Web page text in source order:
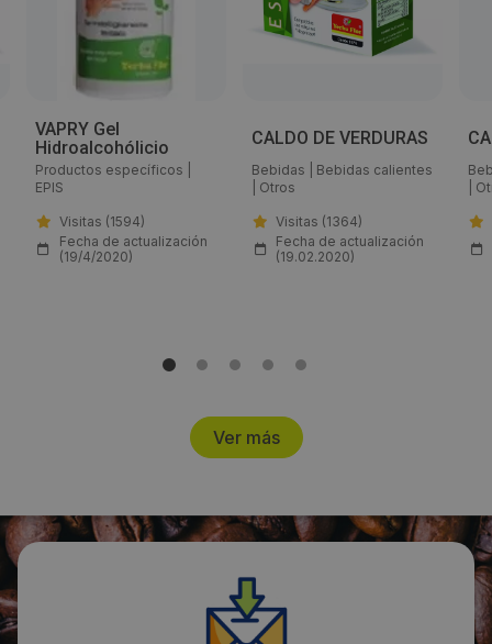
Teléfono:
609488820
Email:
ventas@yerbaflor.es
Web:
Fecha de publicación de producto:
VAPRY Gel
Hidroalcohólicio
Productos específicos
EPIS
Visitas (1594)
Fecha de actualización
(19/4/2020)
CALDO DE VERDURAS
Bebidas
Bebidas calientes
Otros
Visitas (1364)
Fecha de actualización
(19.02.2020)
Ver más